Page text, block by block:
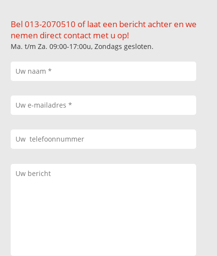
Bel 013-2070510 of laat een bericht achter en we
nemen direct contact met u op!
Ma. t/m Za. 09:00-17:00u, Zondags gesloten.